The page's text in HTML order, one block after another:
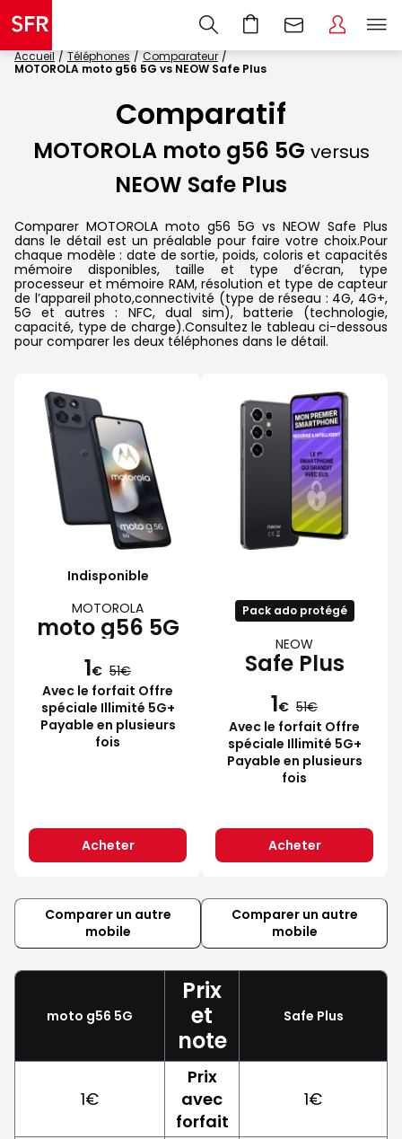
Accueil Téléphones
Comparateur
MOTOROLA moto g56 5G vs NEOW Safe Plus
Comparatif
MOTOROLA moto g56 5G versus
NEOW Safe Plus
Comparer MOTOROLA moto g56 5G vs NEOW Safe Plus
dans le détail est un préalable pour faire votre choix.Pour
chaque modèle : date de sortie, poids, coloris et capacités
mémoire disponibles, taille et type d’écran, type
processeur et mémoire RAM, résolution et type de capteur
de l’appareil photo,connectivité (type de réseau : 4G, 4G+,
5G et autres : NFC, dual sim), batterie (technologie,
capacité, type de charge).Consultez le tableau ci-dessous
pour comparer les deux téléphones dans le détail.
Indisponible
MOTOROLA
moto g56 5G
1€ 51
Avec le forfait Offre
spéciale Illimité 5G+
Payable en plusieurs
fois
Acheter
Pack ado protégé
NEOW
Safe Plus
1€ 51
Avec le forfait Offre
spéciale Illimité 5G+
Payable en plusieurs
fois
Acheter
Comparer un autre
mobile
Comparer un autre
mobile
moto g56 5G
Prix
et
note
Safe Plus
1€
Prix
avec
forfait
1€